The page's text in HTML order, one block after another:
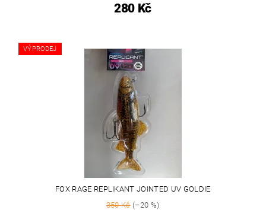
280 Kč
VÝPRODEJ
FOX RAGE REPLIKANT JOINTED UV GOLDIE
350 Kč(–20 %)